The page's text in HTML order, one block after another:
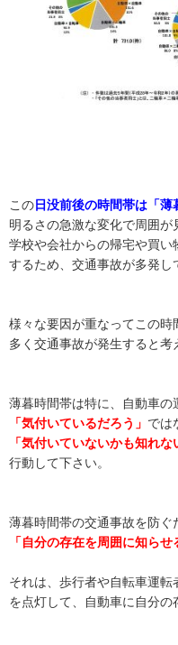
この 日没前後の時間帯は「薄
明るさの急激な変化で周囲が
学校や会社からの帰宅や買い
するため、交通事故が多発し
様々な要因が重なってこの時
多く交通事故が発生すると考
薄暮時間帯は特に、自動車の
「気付いているだろう」 では
「気付いていないかも知れな
行動して下さい。
薄暮時間帯の交通事故を防ぐ
「自分の存在を周囲に知らせ
それは、歩行者や自転車運転
を点灯して、自動車に自分の